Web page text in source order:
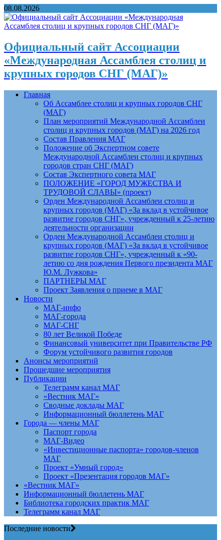
08.08.2026
Официальный сайт Ассоциации
«Международная Ассамблея столиц и
крупных городов СНГ (МАГ)»
Главная
Об Ассамблее столиц и крупных городов СНГ
(МАГ)
План мероприятий Международной Ассамблеи
столиц и крупных городов (МАГ) на 2026 год
Состав Правления МАГ
Положение об Экспертном совете
Международной Ассамблеи столиц и крупных
городов стран СНГ (МАГ)
Состав Экспертного совета МАГ
ПОЛОЖЕНИЕ «ГОРОД МУЖЕСТВА И
ТРУДОВОЙ СЛАВЫ» (проект)
Орден Международной Ассамблеи столиц и
крупных городов (МАГ) «За вклад в устойчивое
развитие городов СНГ», учрежденный к 25-летию
деятельности организации
Орден Международной Ассамблеи столиц и
крупных городов (МАГ) «За вклад в устойчивое
развитие городов СНГ», учрежденный к «90-
летию со дня рождения Первого президента МАГ
Ю.М. Лужкова»
ПАРТНЕРЫ МАГ
Проект Заявления о приеме в МАГ
Новости
МАГ-инфо
МАГ-города
МАГ-СНГ
80 лет Великой Победе
Финансовый университет при Правительстве РФ
Форум устойчивого развития городов
Анонсы мероприятий
Прошедшие мероприятия
Публикации
Телеграмм канал МАГ
«Вестник МАГ»
Сводные доклады МАГ
Информационный бюллетень МАГ
Города — члены МАГ
Паспорт города
МАГ-Видео
«Инвестиционные паспорта» городов-членов
МАГ
Проект «Умный город»
Проект «Презентация городов МАГ»
«Вестник МАГ»
Информационный бюллетень МАГ
Библиотека городских практик МАГ
Телеграмм канал МАГ
Последние новости